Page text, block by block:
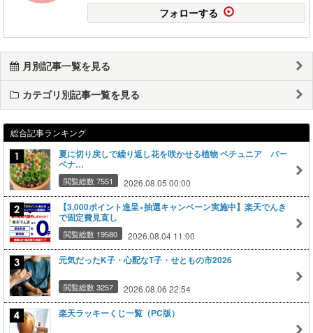
フォローする
月別記事一覧を見る
カテゴリ別記事一覧を見る
総合記事ランキング
夏に切り戻しで繰り返し花を咲かせる植物 ペチュニア バー
ベナ…
閲覧総数 7551 2026.08.05 00:00
【3,000ポイント進呈×抽選キャンペーン実施中】楽天でんき
で固定費見直し
閲覧総数 19580 2026.08.04 11:00
元気だったK子・心配なT子・せともの市2026
閲覧総数 3257 2026.08.06 22:54
楽天ラッキーくじ一覧（PC版）